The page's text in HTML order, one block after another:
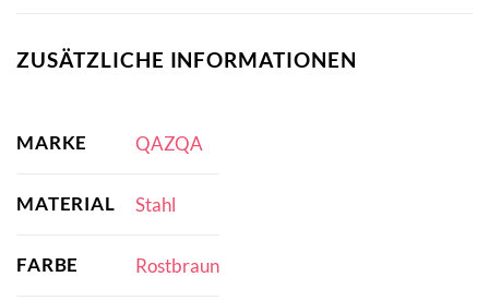
ZUSÄTZLICHE INFORMATIONEN
MARKE QAZQA
MATERIAL Stahl
FARBE Rostbraun